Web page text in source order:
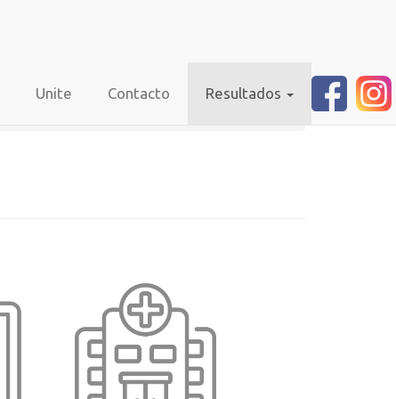
Unite Contacto Resultados